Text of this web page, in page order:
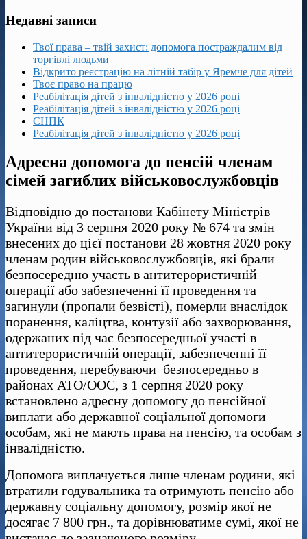
Недавні записи
Твої права – твій захист: допомога постраждалим від
торгівлі людьми
Відкрито реєстрацію на літній табір у Яремче для дітей
Твоє право на працю
Реабілітація дітей з інвалідністю у 2026 році
Реабілітація дітей з інвалідністю у 2026 році
СНПК
Реабілітація дітей з інвалідністю у 2026 році
Адресна допомога до пенсій членам
сімей загиблих військовослужбовців
Відповідно до постанови Кабінету Міністрів
України від 3 серпня 2020 року № 674 та змін
внесених до цієї постанови 28 жовтня 2020 року
членам родин військовослужбовців, які брали
безпосередню участь в антитерористичній
операції або забезпеченні її проведення та
загинули (пропали безвісті), померли внаслідок
поранення, каліцтва, контузії або захворювання,
одержаних під час безпосередньої участі в
антитерористичній операції, забезпеченні її
проведення, перебуваючи безпосередньо в
районах АТО/ООС, з 1 серпня 2020 року
встановлено адресну допомогу до пенсійної
виплати або державної соціальної допомоги
особам, які не мають права на пенсію, та особам з
інвалідністю.
Допомога виплачується лише членам родини, які
втратили годувальника та отримують пенсію або
державну соціальну допомогу, розмір якої не
досягає 7 800 грн., та дорівнюватиме сумі, якої не